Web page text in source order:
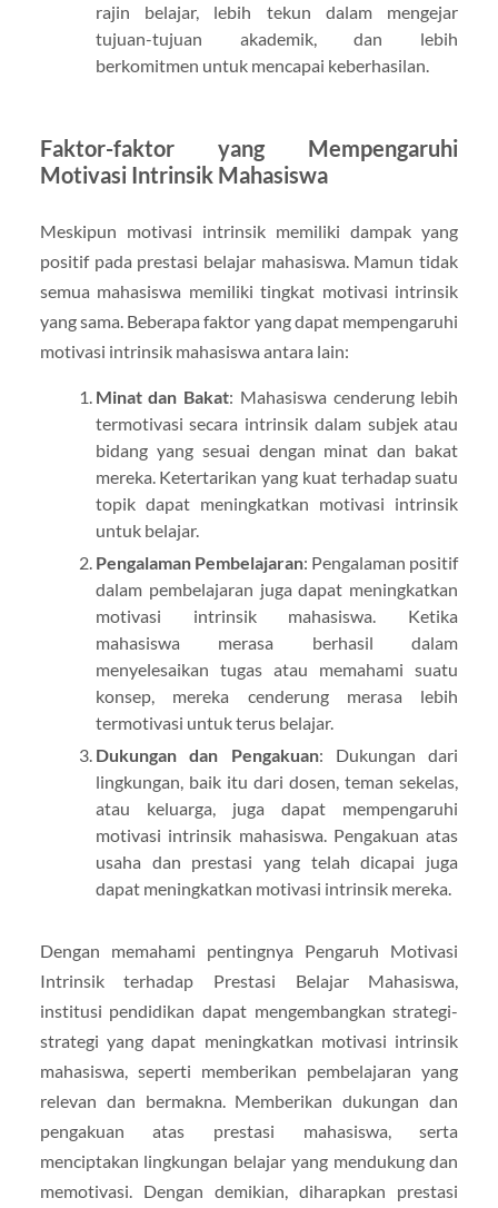
rajin belajar, lebih tekun dalam mengejar
tujuan-tujuan akademik, dan lebih
berkomitmen untuk mencapai keberhasilan.
Faktor-faktor yang Mempengaruhi
Motivasi Intrinsik Mahasiswa
Meskipun motivasi intrinsik memiliki dampak yang
positif pada prestasi belajar mahasiswa. Mamun tidak
semua mahasiswa memiliki tingkat motivasi intrinsik
yang sama. Beberapa faktor yang dapat mempengaruhi
motivasi intrinsik mahasiswa antara lain:
Minat dan Bakat: Mahasiswa cenderung lebih
termotivasi secara intrinsik dalam subjek atau
bidang yang sesuai dengan minat dan bakat
mereka. Ketertarikan yang kuat terhadap suatu
topik dapat meningkatkan motivasi intrinsik
untuk belajar.
Pengalaman Pembelajaran: Pengalaman positif
dalam pembelajaran juga dapat meningkatkan
motivasi intrinsik mahasiswa. Ketika
mahasiswa merasa berhasil dalam
menyelesaikan tugas atau memahami suatu
konsep, mereka cenderung merasa lebih
termotivasi untuk terus belajar.
Dukungan dan Pengakuan: Dukungan dari
lingkungan, baik itu dari dosen, teman sekelas,
atau keluarga, juga dapat mempengaruhi
motivasi intrinsik mahasiswa. Pengakuan atas
usaha dan prestasi yang telah dicapai juga
dapat meningkatkan motivasi intrinsik mereka.
Dengan memahami pentingnya Pengaruh Motivasi
Intrinsik terhadap Prestasi Belajar Mahasiswa,
institusi pendidikan dapat mengembangkan strategi-
strategi yang dapat meningkatkan motivasi intrinsik
mahasiswa, seperti memberikan pembelajaran yang
relevan dan bermakna. Memberikan dukungan dan
pengakuan atas prestasi mahasiswa, serta
menciptakan lingkungan belajar yang mendukung dan
memotivasi. Dengan demikian, diharapkan prestasi